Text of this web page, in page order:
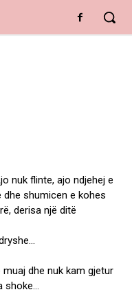
nuk flinte, ajo ndjehej e
shumicen e kohes
derisa një ditë
dhe nuk kam gjetur
shoke…